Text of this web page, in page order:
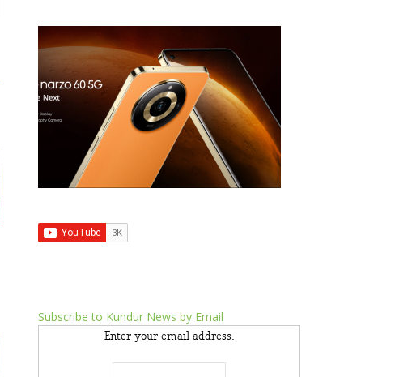
Subscribe to Kundur News by Email
Enter your email address: